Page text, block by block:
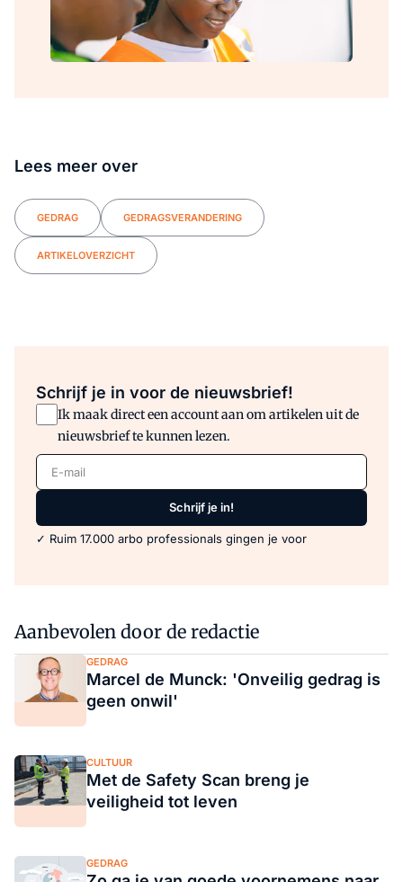
Lees meer over
GEDRAG GEDRAGSVERANDERING
ARTIKELOVERZICHT
Schrijf je in voor de nieuwsbrief!
Ik maak direct een account aan om artikelen uit de
nieuwsbrief te kunnen lezen.
E-mail
Schrijf je in!
✓ Ruim 17.000 arbo professionals gingen je voor
Aanbevolen door de redactie
GEDRAG
Marcel de Munck: 'Onveilig gedrag is
geen onwil'
CULTUUR
Met de Safety Scan breng je
veiligheid tot leven
GEDRAG